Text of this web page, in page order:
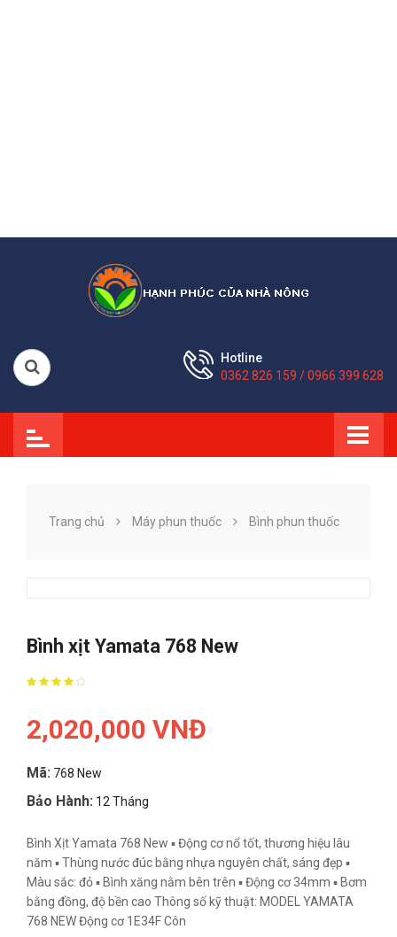
Hotline
0362 826 159 / 0966 399 628
Trang chủ Máy phun thuốc Bình phun thuốc
Bình xịt Yamata 768 New
2,020,000 VNĐ
Mã: 768 New
Bảo Hành: 12 Tháng
Bình Xịt Yamata 768 New ▪ Động cơ nổ tốt, thương hiệu lâu
năm ▪ Thùng nước đúc bằng nhựa nguyên chất, sáng đẹp ▪
Màu sắc: đỏ ▪ Bình xăng nằm bên trên ▪ Động cơ 34mm ▪ Bơm
bằng đồng, độ bền cao Thông số kỹ thuật: MODEL YAMATA
768 NEW Động cơ 1E34F Côn